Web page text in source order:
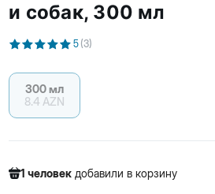
и собак, 300 мл
5 (3)
1 человек добавили в корзину
300 мл
8.4 AZN